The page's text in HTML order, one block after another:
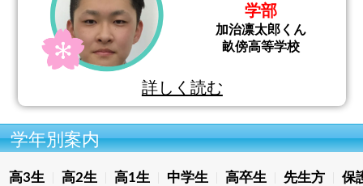
学部
加治凛太郎くん
畝傍高等学校
詳しく読む